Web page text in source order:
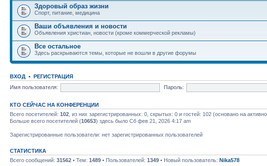
Здоровый образ жизни
Спорт, питание, медицина
Ваши объявления и новости
Объявления христиан, новости (кроме коммерческой рекламы)
Все остальное
Здесь раскрываются темы, которые не вошли в другие форумы
ВХОД • РЕГИСТРАЦИЯ
Имя пользователя:
Пароль:
КТО СЕЙЧАС НА КОНФЕРЕНЦИИ
Всего посетителей: 102 , из них зарегистрированных: 0, скрытых: 0 и гостей: 102 (основано на
Больше всего посетителей (10653) здесь было Сб фев 21, 2026 4:17 am
Зарегистрированные пользователи: нет зарегистрированных пользователей
СТАТИСТИКА
Всего сообщений: 31562 • Тем: 1489 • Пользователей: 1349 • Новый пользователь: Nika578